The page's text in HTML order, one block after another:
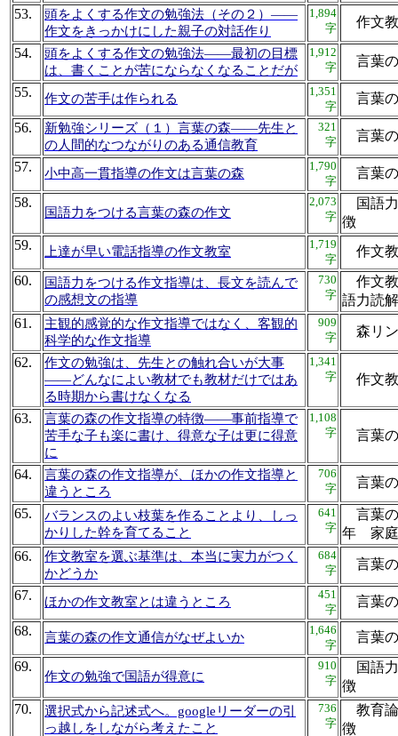
53.
頭をよくする作文の勉強法（その２）――
作文をきっかけにした親子の対話作り
1,894
字
作文
54.
頭をよくする作文の勉強法――最初の目標
は、書くことが苦にならなくなることだが
1,912
字
言葉
55. 作文の苦手は作られる
1,351
字
言葉
56.
新勉強シリーズ（１）言葉の森――先生と
の人間的なつながりのある通信教育
321
字
言葉
57. 小中高一貫指導の作文は言葉の森
1,790
字
言葉
58.
国語力をつける言葉の森の作文
2,073
字
国語
徴
59.
上達が早い電話指導の作文教室
1,719
字
作文
60.
国語力をつける作文指導は、長文を読んで
の感想文の指導
730
字
作文
語力
61.
主観的感覚的な作文指導ではなく、客観的
科学的な作文指導
909
字
森リ
62.
作文の勉強は、先生との触れ合いが大事
――どんなによい教材でも教材だけではあ
る時期から書けなくなる
1,341
字
作文
63.
言葉の森の作文指導の特徴――事前指導で
苦手な子も楽に書け、得意な子は更に得意
に
1,108
字
言葉
64.
言葉の森の作文指導が、ほかの作文指導と
違うところ
706
字
言葉
65.
バランスのよい枝葉を作ることより、しっ
かりした幹を育てること
641
字
言葉
年 家
66.
作文教室を選ぶ基準は、本当に実力がつく
かどうか
684
字
言葉
67. ほかの作文教室とは違うところ
451
字
言葉
68.
言葉の森の作文通信がなぜよいか
1,646
字
言葉
69.
作文の勉強で国語が得意に
910
字
国語
徴
70.
選択式から記述式へ。googleリーダーの引
っ越しをしながら考えたこと
736
字
教育
徴